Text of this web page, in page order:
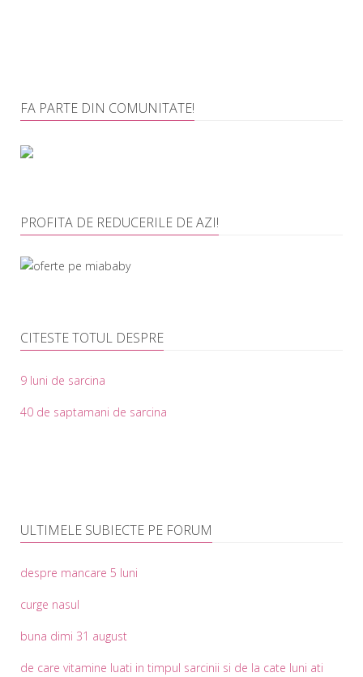
FA PARTE DIN COMUNITATE!
PROFITA DE REDUCERILE DE AZI!
CITESTE TOTUL DESPRE
9 luni de sarcina
40 de saptamani de sarcina
ULTIMELE SUBIECTE PE FORUM
despre mancare 5 luni
curge nasul
buna dimi 31 august
de care vitamine luati in timpul sarcinii si de la cate luni ati